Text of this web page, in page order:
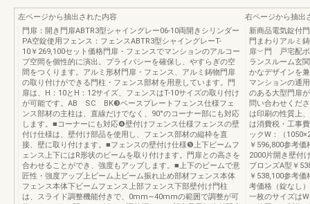
左ページから抽出された内容
門扉：開き門扉ABTR3型シャイングレー06-10両開きシリンダー
PA空錠使用フェンス：フェンスABTR3型シャイングレーT-
10￥269,100セット価格門扉・フェンスでマンションのアルコー
ブ空間を個性的に演出。プライバシーを確保し、やすらぎの空
間をつくります。アルミ形材門扉・フェンス、アルミ鋳物門扉
の取り付けができる門柱・フェンス部材を用意しています。門
扉は、H：10とH：12サイズ、フェンスはT-10サイズの取り付け
が可能です。AB SC BK❸ベースプレートフェンス仕様フェ
ンス部材の主柱は、直線だけでなく、90°のコーナー部にも対応
します。■コーナーにも対応❹壁付けフェンス仕様フェンスの壁
付け仕様は、壁付け部品を使用し、フェンス部材の縦枠を直
接、壁に取り付けます。■フェンスの壁付け仕様❺上下ビームフ
ェンス上下にはR形状のビームを取り付けます。門扉との高さを
合わせることができ、強度もアップします。■上下のビームで意
匠性・強度アップ上ビーム上ビーム振れ止め部材フェンス本体
フェンス本体下ビームフェンス上部フェンス下部壁付け門柱
は、スライド調整機能付きで、0mm∼40mmの範囲で調整が可
右ページから抽出
新商品電気錠付
門まわりアルミ
扉︶門 戸宅配
ランスルーム玄
かなデザインを
マンションの通
のある大型門扉
問い合わせくだ
は印刷の性質上
は消費税・工事
ックW：（
￥596,800参考
2000片開き壁付
ブロンズA型￥
￥538,100参考
考価格（錠なし
一枚のサイズは